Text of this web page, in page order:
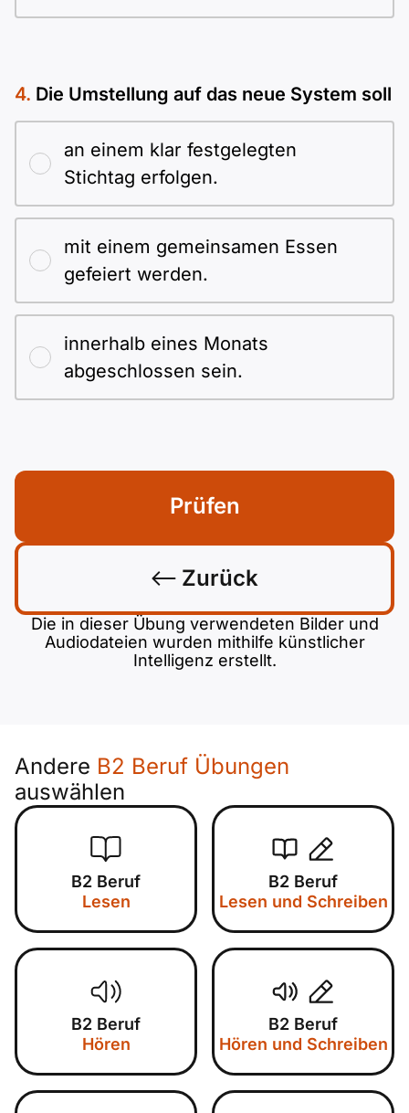
Die Umstellung auf das neue System soll
an einem klar festgelegten
Stichtag erfolgen.
mit einem gemeinsamen Essen
gefeiert werden.
innerhalb eines Monats
abgeschlossen sein.
Zurück
Prüfen
Die in dieser Übung verwendeten Bilder und
Audiodateien wurden mithilfe künstlicher
Intelligenz erstellt.
Andere B2 Beruf Übungen
auswählen
B2 Beruf
Lesen
B2 Beruf
Lesen und Schreiben
B2 Beruf
Hören
B2 Beruf
Hören und Schreiben